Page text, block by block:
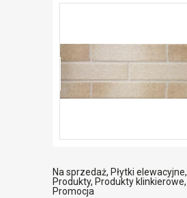
Na sprzedaż, Płytki elewacyjne,
Produkty, Produkty klinkierowe,
Promocja